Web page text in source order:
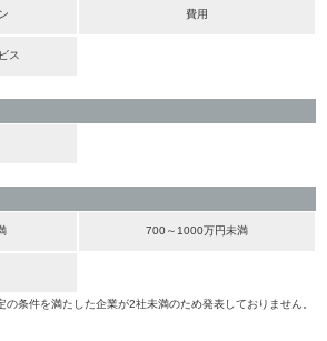
費用
ス
700～1000万円未満
条件を満たした企業が2社未満のため発表しておりません。